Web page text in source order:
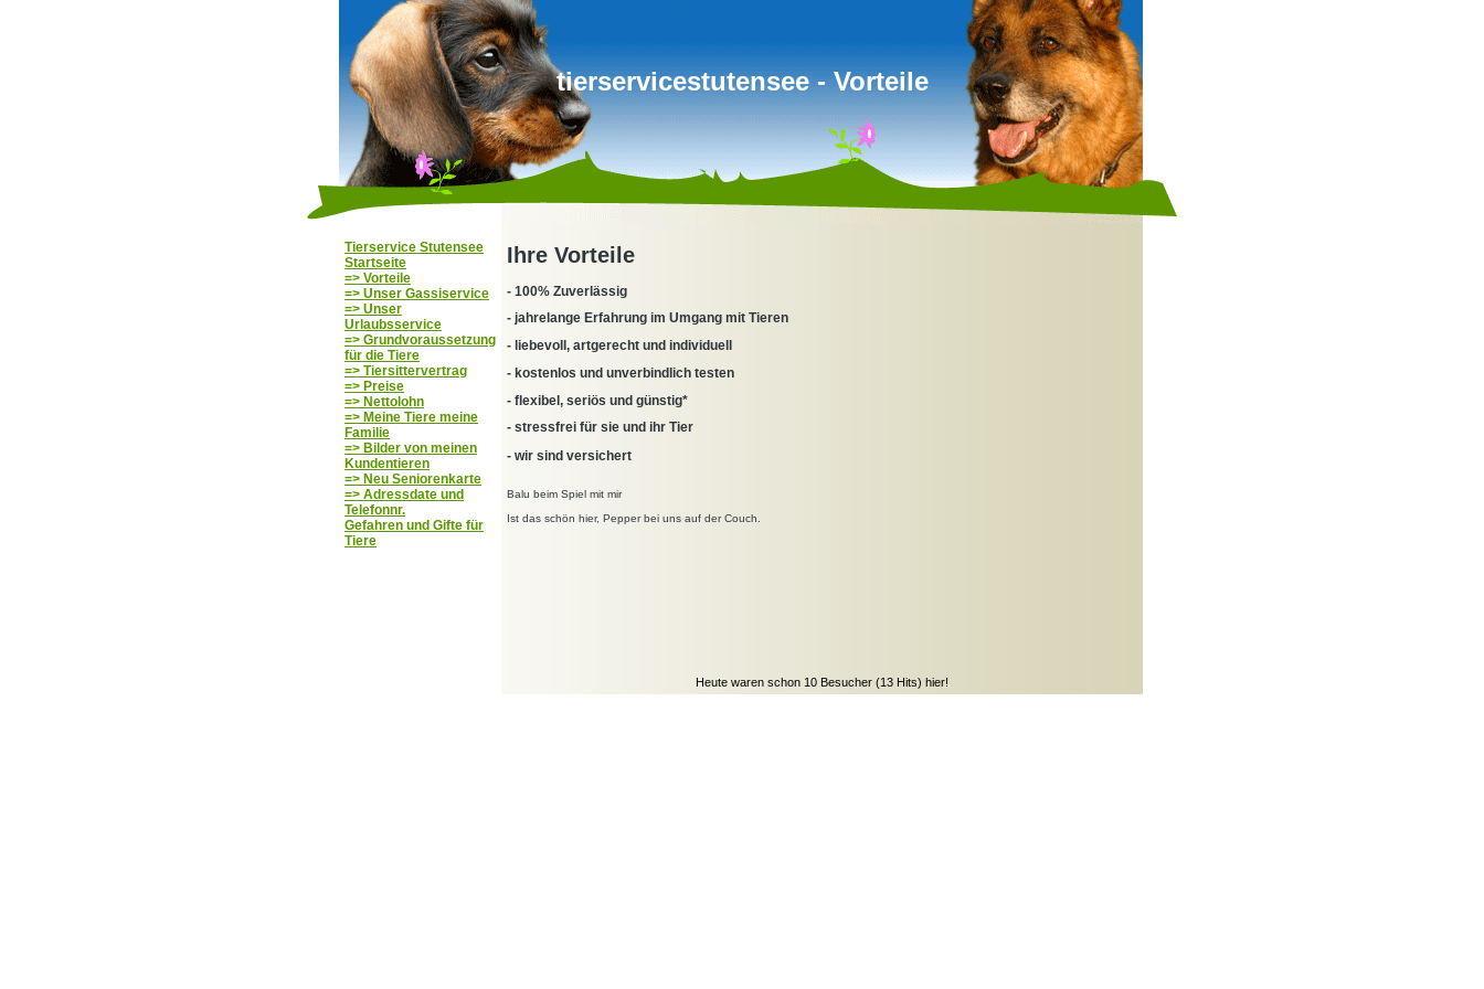
tierservicestutensee - Vorteile
Tierservice Stutensee
Startseite
=> Vorteile
=> Unser Gassiservice
=> Unser
Urlaubsservice
=> Grundvoraussetzung
für die Tiere
=> Tiersittervertrag
=> Preise
=> Nettolohn
=> Meine Tiere meine
Familie
=> Bilder von meinen
Kundentieren
=> Neu Seniorenkarte
=> Adressdate und
Telefonnr.
Gefahren und Gifte für
Tiere
Ihre Vorteile
- 100% Zuverlässig
- jahrelange Erfahrung im Umgang mit Tieren
- liebevoll, artgerecht und individuell
- kostenlos und unverbindlich testen
- flexibel, seriös und günstig*
- stressfrei für sie und ihr Tier
- wir sind versichert
Balu beim Spiel mit mir
Ist das schön hier, Pepper bei uns auf der Couch.
Heute waren schon 10 Besucher (13 Hits) hier!